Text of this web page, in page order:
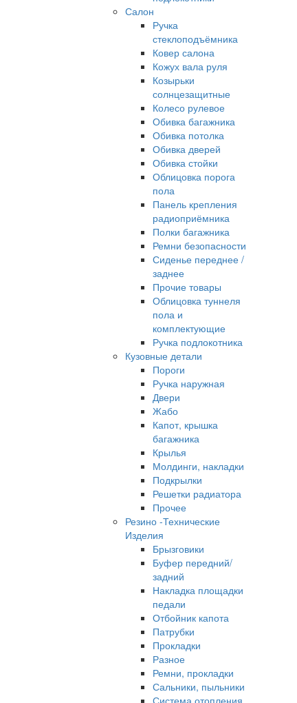
Салон
Ручка
стеклоподъёмника
Ковер салона
Кожух вала руля
Козырьки
солнцезащитные
Колесо рулевое
Обивка багажника
Обивка потолка
Обивка дверей
Обивка стойки
Облицовка порога
пола
Панель крепления
радиоприёмника
Полки багажника
Ремни безопасности
Сиденье переднее /
заднее
Прочие товары
Облицовка туннеля
пола и
комплектующие
Ручка подлокотника
Кузовные детали
Пороги
Ручка наружная
Двери
Жабо
Капот, крышка
багажника
Крылья
Молдинги, накладки
Подкрылки
Решетки радиатора
Прочее
Резино -Технические
Изделия
Брызговики
Буфер передний/
задний
Накладка площадки
педали
Отбойник капота
Патрубки
Прокладки
Разное
Ремни, прокладки
Сальники, пыльники